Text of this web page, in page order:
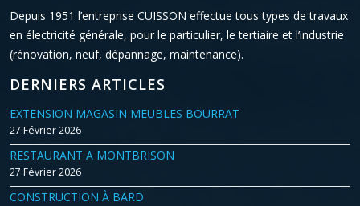
Depuis 1951 l’entreprise CUISSON effectue tous types de travaux
en électricité générale, pour le particulier, le tertiaire et l’industrie
(rénovation, neuf, dépannage, maintenance).
DERNIERS ARTICLES
EXTENSION MAGASIN MEUBLES BOURRAT
27 Février 2026
RESTAURANT A MONTBRISON
27 Février 2026
CONSTRUCTION À BARD